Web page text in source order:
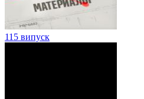
115 випуск